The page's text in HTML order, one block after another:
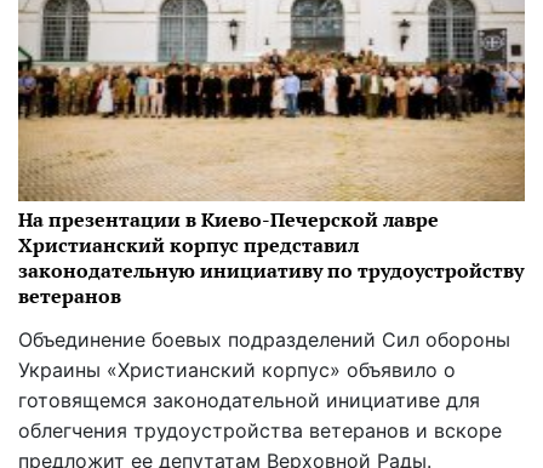
На презентации в Киево-Печерской лавре
Христианский корпус представил
законодательную инициативу по трудоустройству
ветеранов
Объединение боевых подразделений Сил обороны
Украины «Христианский корпус» объявило о
готовящемся законодательной инициативе для
облегчения трудоустройства ветеранов и вскоре
предложит ее депутатам Верховной Рады.